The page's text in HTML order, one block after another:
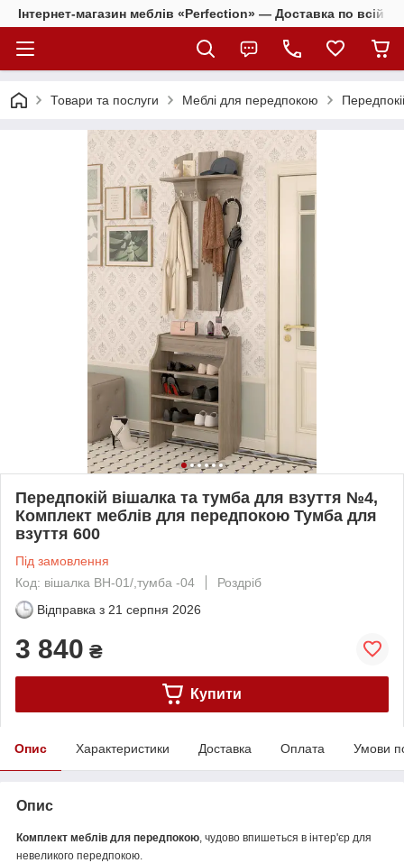
Інтернет-магазин меблів «Perfection» — Доставка по всій
Товари та послуги Меблі для передпокою
Передпокій вішалка та тумба для взуття №4,
Комплект меблів для передпокою Тумба для
взуття 600
Під замовлення
Код: вішалка ВН-01/,тумба -04
Роздріб
Відправка з 21 серпня 2026
3 840 ₴
Купити
Опис Характеристики Доставка Оплата Умови
Опис
Комплект меблів для передпокою , чудово впишеться в інтер'єр для
невеликого передпокою.